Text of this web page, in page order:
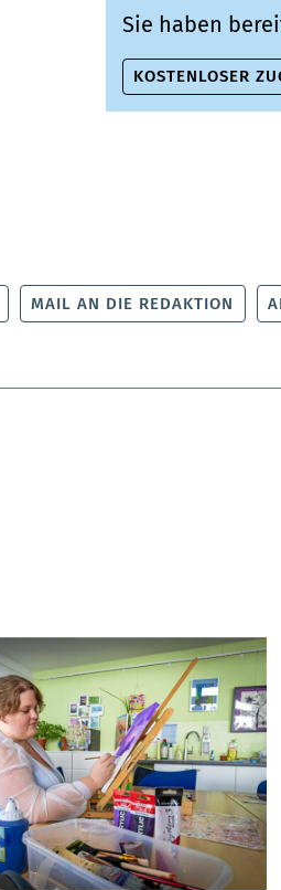
Sie haben
KOSTENLOSER
MAIL AN DIE REDAKTION